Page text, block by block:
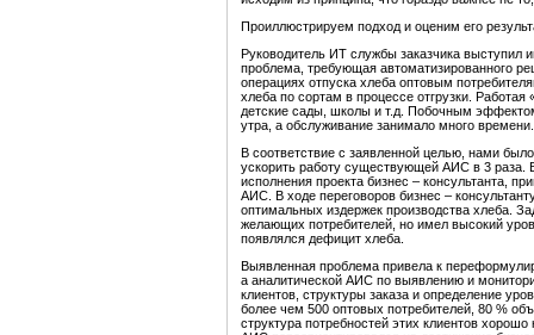
Проиллюстрируем подход и оценим его
Руководитель ИТ службы заказчика выступил
проблема, требующая автоматизированного
операциях отпуска хлеба оптовым
хлеба по сортам в процессе отгрузки.
детские сады, школы и т.д. Побочным
утра, а обслуживание занимало много времени.
В соответствие с заявленной целью, нами
ускорить работу существующей АИС в 3 раза.
исполнения проекта бизнес – консультанта,
АИС. В ходе переговоров бизнес –
оптимальных издержек производства хлеба.
желающих потребителей, но имел высокий
появлялся дефицит хлеба.
Выявленная проблема привела к
а аналитической АИС по выявлению и
клиентов, структуры заказа и определение
более чем 500 оптовых потребителей, 80 %
структура потребностей этих клиентов